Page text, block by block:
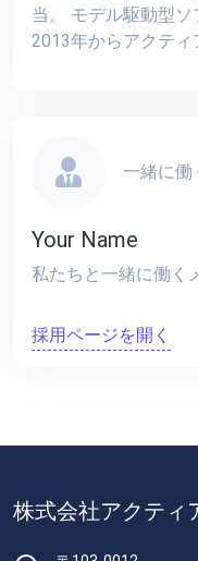
当。 モデル駆動型
2013年からアクティ
一緒に働
Your Name
私たちと一緒に働く
採用ページを開く
株式会社アクティ